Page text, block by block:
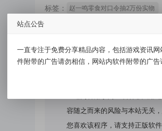
标签： 赵一鸣零食对口令抽2万份实物
免责声明：
容随之而来的风险与本站无关
您喜欢该程序，请支持正版软
站点公告
一直专注于免费分享精品内容，包括游戏资讯
件附带的广告请勿相信，网站内软件附带的广